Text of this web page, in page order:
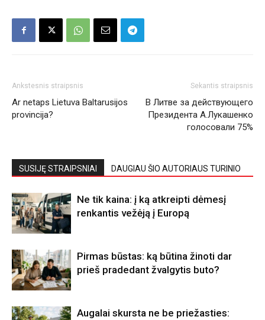
Ankstesnis straipsnis
Ar netaps Lietuva Baltarusijos
provincija?
Sekantis straipsnis
В Литве за действующего
Президента А.Лукашенко
голосовали 75%
SUSIJĘ STRAIPSNIAI DAUGIAU ŠIO AUTORIAUS TURINIO
Ne tik kaina: į ką atkreipti dėmesį
renkantis vežėją į Europą
Pirmas būstas: ką būtina žinoti dar
prieš pradedant žvalgytis buto?
Augalai skursta ne be priežasties: